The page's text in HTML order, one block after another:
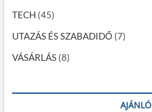
TECH (45)
UTAZÁS ÉS SZABADIDŐ (7)
VÁSÁRLÁS(8)
AJÁNLÓ